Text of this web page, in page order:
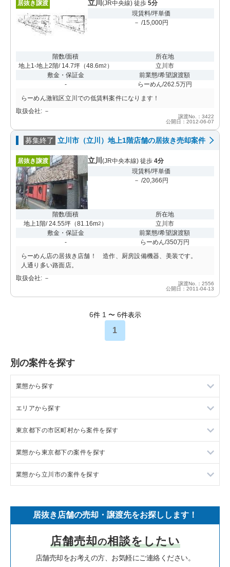
居抜き譲渡 立川 (JR中央線) 徒歩 5分
現賃料/坪単価
－ /15,000円
階数/面積
地上1-地上2階/ 14.7坪（48.6m2 ）
所在地
立川市
敷金・保証金
-
前業態/希望譲渡額
らーめん/262.5万円
らーめん激戦区立川での低賃料案件になります！
取扱会社: －
譲渡No.：3422
公開日：2012-06-07
募集終了 立川市（立川）地上1階店舗の居抜き売却案件
居抜き譲渡 立川 (JR中央本線) 徒歩 4分
現賃料/坪単価
－ /20,366円
階数/面積
地上1階/ 24.55坪 （81.16m2 ）
所在地
立川市
敷金・保証金
-
前業態/希望譲渡額
らーめん/350万円
らーめん店の居抜き店舗！ 造作、厨房設備機器、美装です。
人通り多い路面店。
取扱会社: －
譲渡No.：2556
公開日：2011-04-13
6件 1 〜 6件表示
1
別の案件を探す
業態から探す
ラーメンの居抜き売却物件の案件一覧
フランス料理の居抜き売却物件の案件一覧
イタリア料理の居抜き売却物件の案件一覧
中華の居抜き売却物件の案件一覧
寿司の居抜き売却物件の案件一覧
焼肉の居抜き売却物件の案件一覧
鉄板焼き・お好み焼の居抜き売却物件の案件一覧
エリアから探す
東京23区の飲食店の居抜き売却物件の案件一覧
東京都下の飲食店の居抜き売却物件の案件一覧
千葉県の飲食店の居抜き売却物件の案件一覧
神奈川県の飲食店の居抜き売却物件の案件一覧
大阪府の飲食店の居抜き売却物件の案件一覧
兵庫県の飲食店の居抜き売却物件の案件一覧
東京都下の市区町村から案件を探す
調布市の飲食店の居抜き売却物件の案件一覧
八王子市の飲食店の居抜き売却物件の案件一覧
立川市の飲食店の居抜き売却物件の案件一覧
町田市の飲食店の居抜き売却物件の案件一覧
東村山市の飲食店の居抜き売却物件の案件一覧
業態から東京都下の案件を探す
東京都下のラーメンの居抜き売却物件の案件一覧
東京都下のイタリア料理の居抜き売却物件の案件一覧
東京都下の中華の居抜き売却物件の案件一覧
東京都下のそば・うどんの居抜き売却物件の案件一覧
業態から立川市の案件を探す
立川市のイタリア料理の居抜き売却物件の案件一覧
立川市の焼肉の居抜き売却物件の案件一覧
立川市のアジア料理の居抜き売却物件の案件一覧
居抜き店舗の売却・譲渡先をお探しします！
店舗売却の相談をしたい
店舗売却をお考えの方、お気軽にご連絡ください。